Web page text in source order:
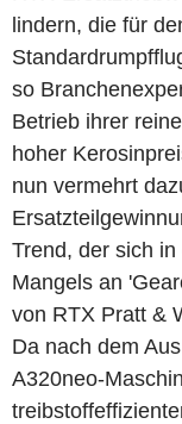
lindern, die für
so
Betrieb ihrer
hoher
nun vermehrt
Trend, der sich
Mangels an
von RTX Pratt &
Da nach dem
A320neo-